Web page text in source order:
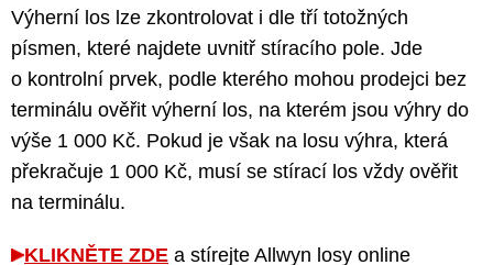
Výherní los lze zkontrolovat i dle tří totožných
písmen, které najdete uvnitř stíracího pole. Jde
o kontrolní prvek, podle kterého mohou prodejci bez
terminálu ověřit výherní los, na kterém jsou výhry do
výše 1 000 Kč. Pokud je však na losu výhra, která
překračuje 1 000 Kč, musí se stírací los vždy ověřit
na terminálu.
KLIKNĚTE ZDE a stírejte Allwyn losy online